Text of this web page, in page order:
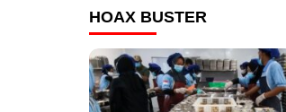
HOAX BUSTER